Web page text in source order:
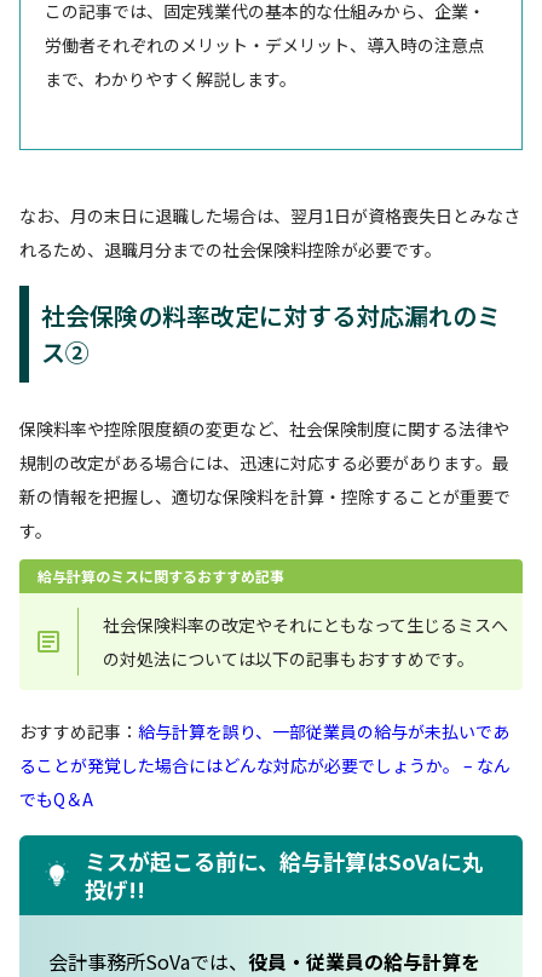
この記事では、固定残業代の基本的な仕組みから、企業・
労働者それぞれのメリット・デメリット、導入時の注意点
まで、わかりやすく解説します。
なお、月の末日に退職した場合は、翌月1日が資格喪失日とみなさ
れるため、退職月分までの社会保険料控除が必要です。
社会保険の料率改定に対する対応漏れのミ
ス②
保険料率や控除限度額の変更など、社会保険制度に関する法律や
規制の改定がある場合には、迅速に対応する必要があります。最
新の情報を把握し、適切な保険料を計算・控除することが重要で
す。
給与計算のミスに関するおすすめ記事
社会保険料率の改定やそれにともなって生じるミスへ
の対処法については以下の記事もおすすめです。
おすすめ記事： 給与計算を誤り、一部従業員の給与が未払いであ
ることが発覚した場合にはどんな対応が必要でしょうか。 – なん
でもQ＆A
ミスが起こる前に、給与計算はSoVaに丸
投げ!!
会計事務所SoVaでは、 役員・従業員の給与計算を